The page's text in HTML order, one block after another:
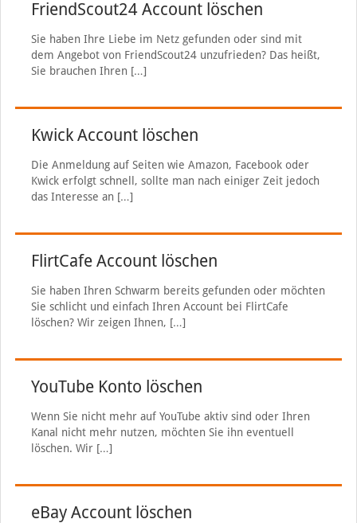
FriendScout24 Account löschen
Sie haben Ihre Liebe im Netz gefunden oder sind mit
dem Angebot von FriendScout24 unzufrieden? Das heißt,
Sie brauchen Ihren […]
Kwick Account löschen
Die Anmeldung auf Seiten wie Amazon, Facebook oder
Kwick erfolgt schnell, sollte man nach einiger Zeit jedoch
das Interesse an […]
FlirtCafe Account löschen
Sie haben Ihren Schwarm bereits gefunden oder möchten
Sie schlicht und einfach Ihren Account bei FlirtCafe
löschen? Wir zeigen Ihnen, […]
YouTube Konto löschen
Wenn Sie nicht mehr auf YouTube aktiv sind oder Ihren
Kanal nicht mehr nutzen, möchten Sie ihn eventuell
löschen. Wir[…]
eBay Account löschen